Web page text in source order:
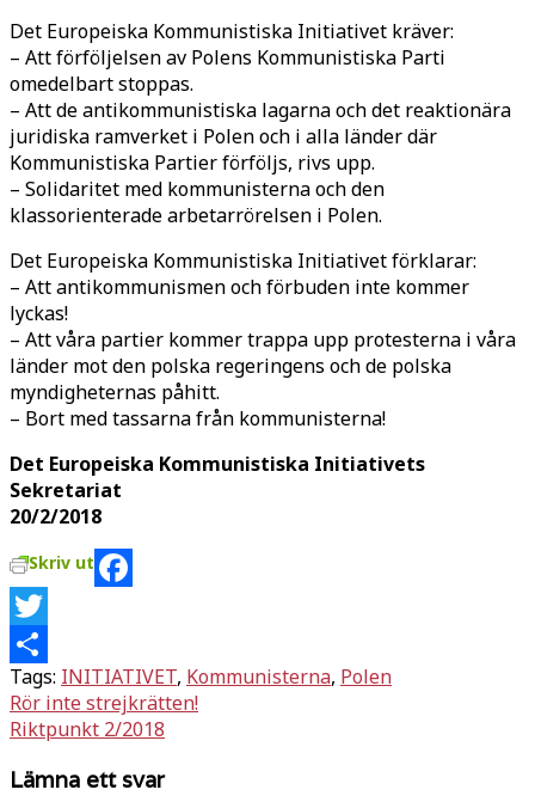
Det Europeiska Kommunistiska Initiativet kräver:
– Att förföljelsen av Polens Kommunistiska Parti
omedelbart stoppas.
– Att de antikommunistiska lagarna och det reaktionära
juridiska ramverket i Polen och i alla länder där
Kommunistiska Partier förföljs, rivs upp.
– Solidaritet med kommunisterna och den
klassorienterade arbetarrörelsen i Polen.
Det Europeiska Kommunistiska Initiativet förklarar:
– Att antikommunismen och förbuden inte kommer
lyckas!
– Att våra partier kommer trappa upp protesterna i våra
länder mot den polska regeringens och de polska
myndigheternas påhitt.
– Bort med tassarna från kommunisterna!
Det Europeiska Kommunistiska Initiativets
Sekretariat
20/2/2018
Skriv ut
Facebook
Twitter
Dela
Tags: INITIATIVET, Kommunisterna, Polen
Inläggsnavigering
Rör inte strejkrätten!
Riktpunkt 2/2018
Lämna ett svar